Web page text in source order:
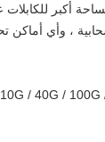
أكبر للكابلات
، وأي أماكن